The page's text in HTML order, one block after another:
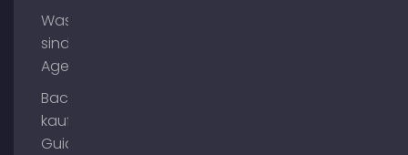
Was
sind AI
Agents?
Backlinks
kaufen
Guide